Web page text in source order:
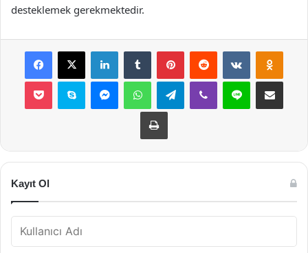
desteklemek gerekmektedir.
Facebook
X LinkedInTumblr PinterestReddit VKontakte
Pocket Skype MessengerWhatsAppTelegramViber Line E-Posta ile
Yazdır
Kayıt Ol